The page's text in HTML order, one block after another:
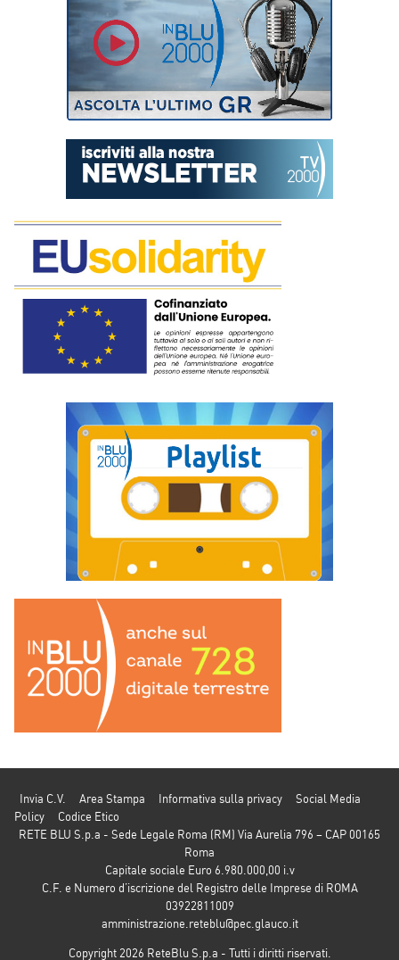
Invia C.V. Area Stampa Informativa sulla privacy
Social Media
Policy
Codice Etico
RETE BLU S.p.a - Sede Legale Roma (RM) Via Aurelia 796 – CAP 00165
Roma
Capitale sociale Euro 6.980.000,00 i.v
C.F. e Numero d’iscrizione del Registro delle Imprese di ROMA
03922811009
amministrazione.reteblu@pec.glauco.it
Copyright 2026 ReteBlu S.p.a - Tutti i diritti riservati.